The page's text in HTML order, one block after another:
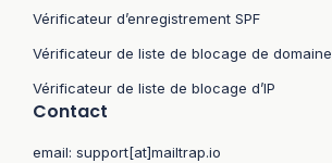
Vérificateur d’enregistrement SPF
Vérificateur de liste de blocage de domaine
Vérificateur de liste de blocage d’IP
Contact
email: support[at]mailtrap.io